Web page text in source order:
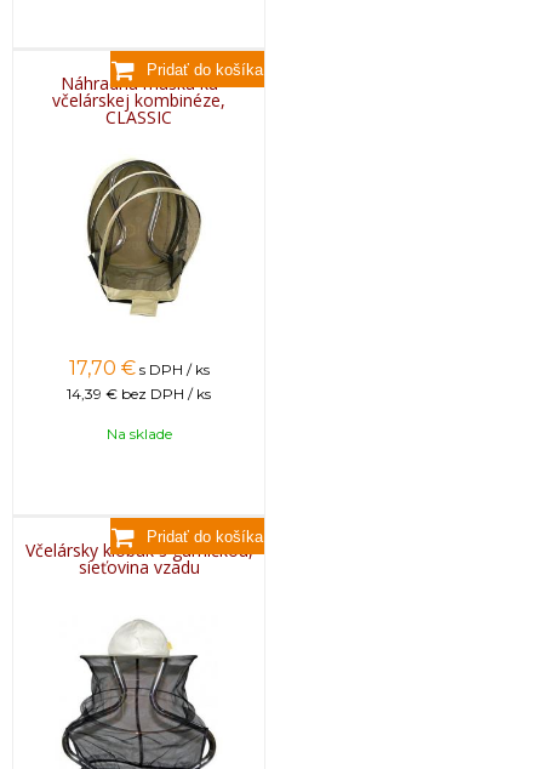
Náhradná maska ku
včelárskej kombinéze,
CLASSIC
17,70 € s DPH / ks
14,39 € bez DPH / ks
Na sklade
Včelársky klobúk s gumičkou,
sieťovina vzadu